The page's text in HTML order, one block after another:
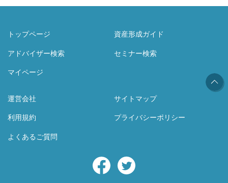
トップページ
資産形成ガイド
アドバイザー検索
セミナー検索
マイページ
運営会社
サイトマップ
利用規約
プライバシーポリシー
よくあるご質問
Facebook